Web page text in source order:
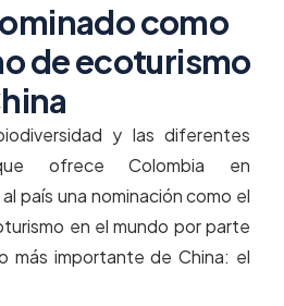
como
de ecoturismo
y las diferentes
ofrece Colombia en
país una nominación como el
en el mundo por parte
más importante de China: el